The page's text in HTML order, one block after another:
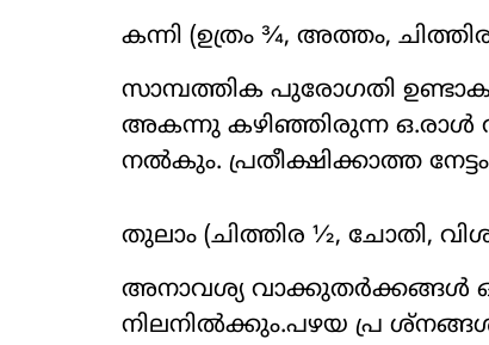
കന്നി (ഉത്രം ¾, അത്തം,
സാമ്പത്തിക പുരോഗതി
അകന്നു കഴിഞ്ഞിരുന്ന ഒ.രാൾ
നൽകും. പ്രതീക്ഷിക്കാത്ത
തുലാം (ചിത്തിര ½, ചോതി,
അനാവശ്യ വാക്കുതർക്കങ്ങൾ
നിലനിൽക്കും.പഴയ പ്ര